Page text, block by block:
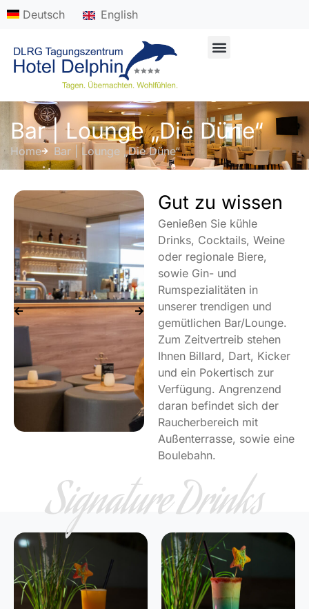
springen
Deutsch English
Bar | Lounge „Die Düne“
Home Bar | Lounge „Die Düne“
Gut zu wissen
Genießen Sie kühle
Drinks, Cocktails, Weine
oder regionale Biere,
sowie Gin- und
Rumspezialitäten in
unserer trendigen und
gemütlichen Bar/Lounge.
Zum Zeitvertreib stehen
Ihnen Billard, Dart, Kicker
und ein Pokertisch zur
Verfügung. Angrenzend
daran befindet sich der
Raucherbereich mit
Außenterrasse, sowie eine
Boulebahn.
Signature Drinks